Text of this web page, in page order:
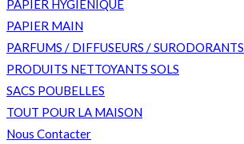
PAPIER HYGIENIQUE
PAPIER MAIN
PARFUMS / DIFFUSEURS / SURODORANTS
PRODUITS NETTOYANTS SOLS
SACS POUBELLES
TOUT POUR LA MAISON
Nous Contacter